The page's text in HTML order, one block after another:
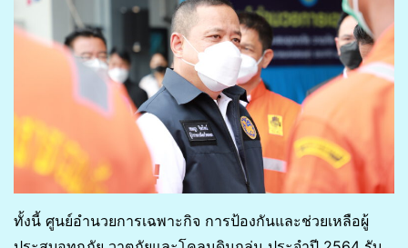
ทั้งนี้ ศูนย์อำนวยการเฉพาะกิจ การป้องกันและช่วยเหลือผู้